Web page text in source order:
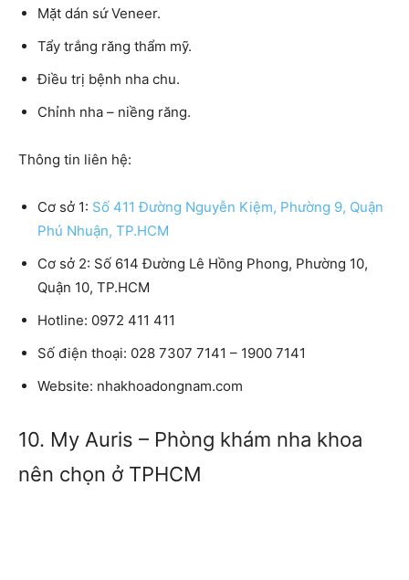
Mặt dán sứ Veneer.
Tẩy trắng răng thẩm mỹ.
Điều trị bệnh nha chu.
Chỉnh nha – niềng răng.
Thông tin liên hệ:
Cơ sở 1: Số 411 Đường Nguyễn Kiệm, Phường 9, Quận
Phú Nhuận, TP.HCM
Cơ sở 2: Số 614 Đường Lê Hồng Phong, Phường 10,
Quận 10, TP.HCM
Hotline: 0972 411 411
Số điện thoại: 028 7307 7141 – 1900 7141
Website: nhakhoadongnam.com
10. My Auris – Phòng khám nha khoa
nên chọn ở TPHCM